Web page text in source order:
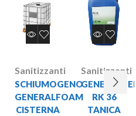
Sanitizzanti
SCHIUMOGENO
GENERALFOAM
CISTERNA
Sanitizzanti
RK 36
TANICA